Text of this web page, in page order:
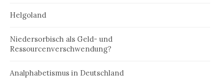
Helgoland
Niedersorbisch als Geld- und
Ressourcenverschwendung?
Analphabetismus in Deutschland